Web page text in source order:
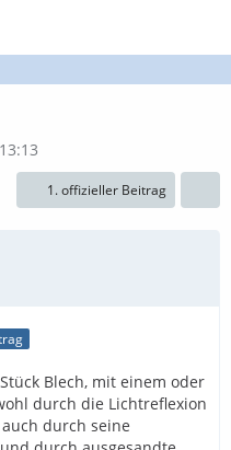
1. offizieller Beitrag
Blech, mit einem oder
durch die Lichtreflexion
durch seine